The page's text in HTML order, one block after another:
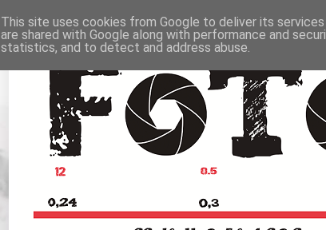
This site uses cookies from Google to deliver its
are shared with Google along with performance and
statistics, and to detect and address abuse.